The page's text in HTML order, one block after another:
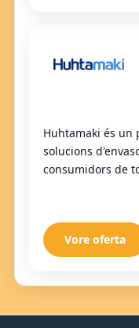
Huhtamaki és
solucions
consumidors de
Vore oferta